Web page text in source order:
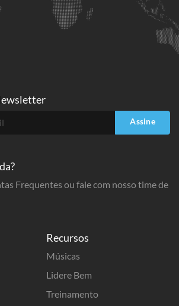
Recursos
Músicas
Lidere Bem
Treinamento
Assine
Frequentes ou fale com nosso time de